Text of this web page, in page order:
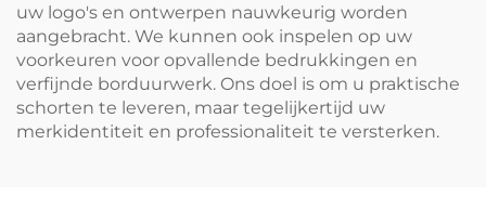
uw logo's en ontwerpen nauwkeurig worden
aangebracht. We kunnen ook inspelen op uw
voorkeuren voor opvallende bedrukkingen en
verfijnde borduurwerk. Ons doel is om u praktische
schorten te leveren, maar tegelijkertijd uw
merkidentiteit en professionaliteit te versterken.